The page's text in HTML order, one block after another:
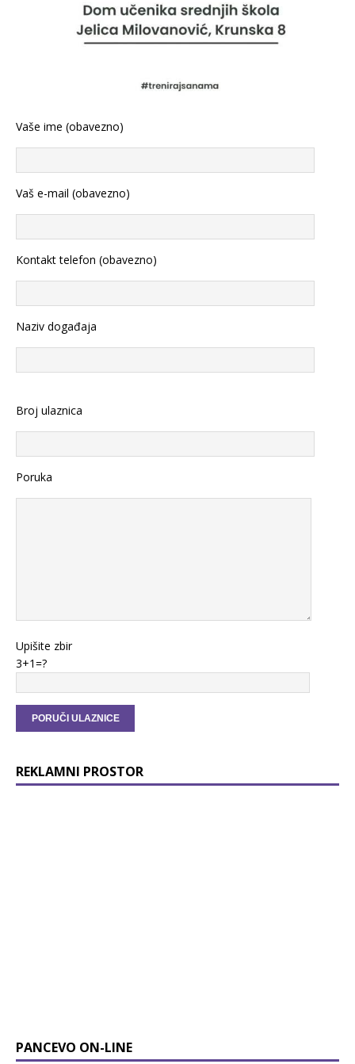
Vaše ime (obavezno)
Vaš e-mail (obavezno)
Kontakt telefon (obavezno)
Naziv događaja
Broj ulaznica
Poruka
Upišite zbir
3+1=?
REKLAMNI PROSTOR
PANCEVO ON-LINE